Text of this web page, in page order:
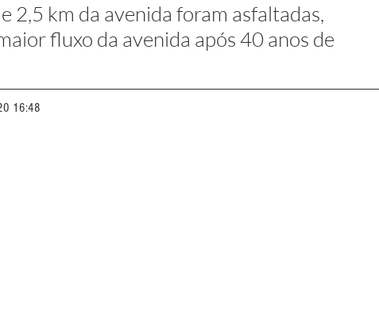
2,5 km da avenida foram asfaltadas,
fluxo da avenida após 40 anos de
16:48